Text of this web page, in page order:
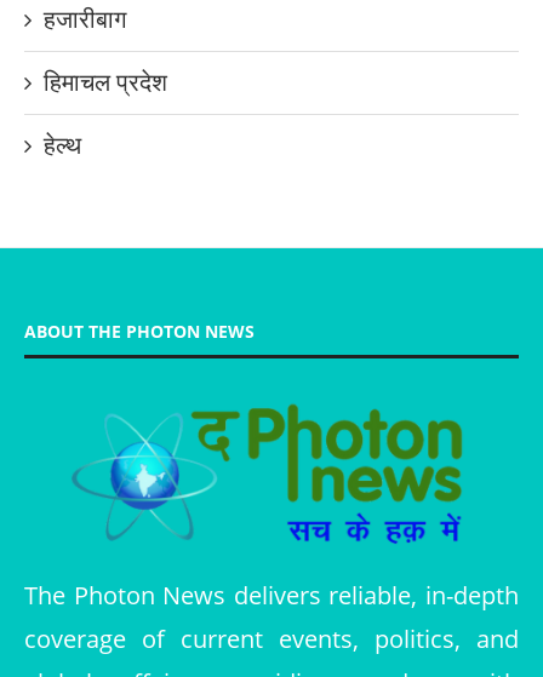
हजारीबाग
हिमाचल प्रदेश
हेल्थ
ABOUT THE PHOTON NEWS
The Photon News delivers reliable, in-depth
coverage of current events, politics, and